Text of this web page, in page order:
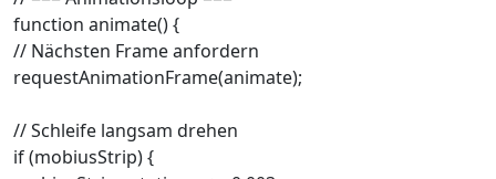
function animate() {
// Nächsten Frame anfordern
requestAnimationFrame(animate);
// Schleife langsam drehen
if (mobiusStrip) {